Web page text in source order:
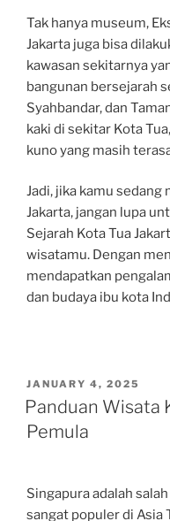
Tak hanya museum,
Jakarta juga bisa
kawasan sekitarnya
bangunan bersejarah
Syahbandar, dan
kaki di sekitar Kota
kuno yang masih
Jadi, jika kamu sedang
Jakarta, jangan lupa
Sejarah Kota Tua
wisatamu. Dengan
mendapatkan
dan budaya ibu kota
POSTED
ON
JANUARY 4, 2025
Panduan Wisata
Pemula
Singapura adalah
sangat populer di Asia